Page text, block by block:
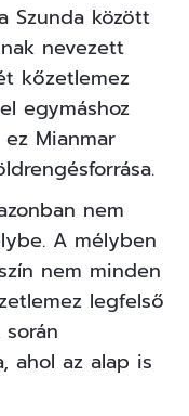
Szunda között
nevezett
kőzetlemez
egymáshoz
Mianmar
nem
A mélyben
nem minden
legfelső
ahol az alap is